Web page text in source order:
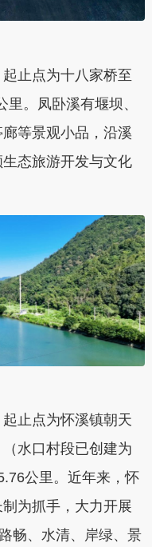
止点为十八家桥至
。凤卧溪有堰坝、
等景观小品，沿溪
态旅游开发与文化
止点为怀溪镇朝天
水口村段已创建为
公里。近年来，怀
为抓手，大力开展
畅、水清、岸绿、景